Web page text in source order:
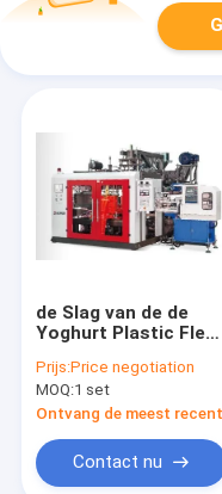
de Slag van de de
Yoghurt Plastic Fles
Vormen Machine met
Autodefleshing-
Systeem
Prijs:Price negotiation
MOQ:1 set
Ontvang de meest
Contact nu